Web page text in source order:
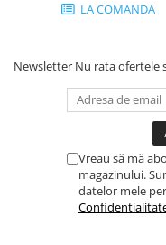
LA COMANDA
Newsletter Nu rata ofertele
Vreau să mă
magazinului.
datelor mele